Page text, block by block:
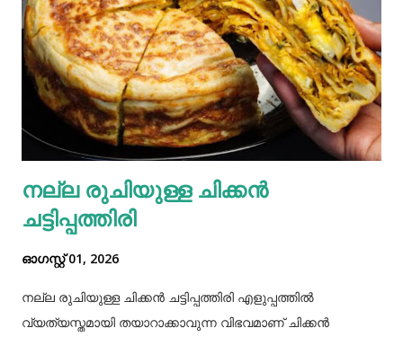
നല്ല രുചിയുള്ള ചിക്കൻ
ചട്ടിപ്പത്തിരി
ഓഗസ്റ്റ് 01, 2026
നല്ല രുചിയുള്ള ചിക്കൻ ചട്ടിപ്പത്തിരി എളുപ്പത്തിൽ
വ്യത്യസ്തമായി തയാറാക്കാവുന്ന വിഭവമാണ് ചിക്കൻ